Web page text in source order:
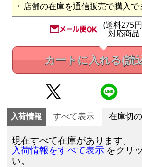
店舗の在庫を通信販売で購入で
(送料275
対応商品
カートに入れる(読
入荷情報 すべて表示 在庫切
現在すべて在庫があります。
入荷情報をすべて表示 をクリ
い。